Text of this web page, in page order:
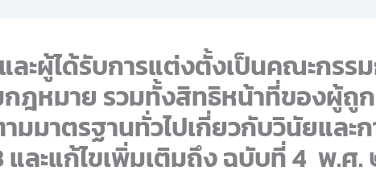
ะผู้ได้รับการแต่งตั้งเป็นคณะกรร
ฎหมาย รวมทั้งสิทธิหน้าที่ของผู้ถู
มาตรฐานทั่วไปเกี่ยวกับวินัยและ
และแก้ไขเพิ่มเติมถึง ฉบับที่ 4 พ.ศ